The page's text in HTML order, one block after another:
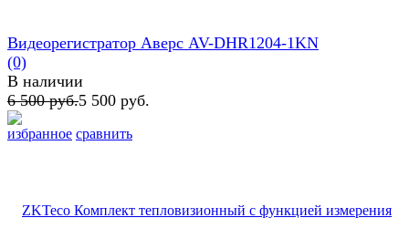
избранное сравнить
Видеорегистратор Аверс AV-DHR1204-1KN
(0)
В наличии
6 500 руб.5 500 руб.